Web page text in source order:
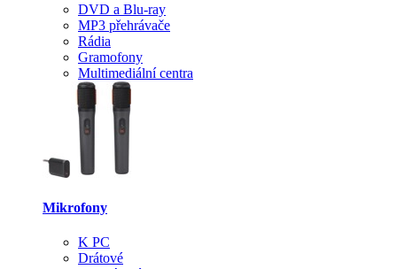
DVD a Blu-ray
MP3 přehrávače
Rádia
Gramofony
Multimediální centra
Mikrofony
K PC
Drátové